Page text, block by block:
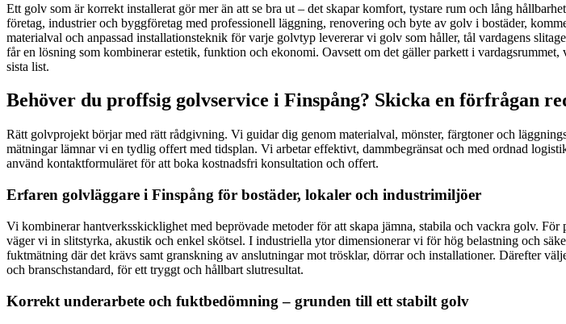
Ett golv som är korrekt installerat gör mer än att se bra ut – det skapar komfort, tystare rum och lång
företag, industrier och byggföretag med professionell läggning, renovering och byte av golv i bostäder,
materialval och anpassad installationsteknik för varje golvtyp levererar vi golv som håller, tål vardagens
får en lösning som kombinerar estetik, funktion och ekonomi. Oavsett om det gäller parkett i
sista list.
Behöver du proffsig golvservice i Finspång? Skicka en förfrågan
Rätt golvprojekt börjar med rätt rådgivning. Vi guidar dig genom materialval, mönster, färgtoner och
mätningar lämnar vi en tydlig offert med tidsplan. Vi arbetar effektivt, dammbegränsat och med ordnad
använd kontaktformuläret för att boka kostnadsfri konsultation och offert.
Erfaren golvläggare i Finspång för bostäder, lokaler och industrimiljöer
Vi kombinerar hantverksskicklighet med beprövade metoder för att skapa jämna, stabila och vackra golv.
väger vi in slitstyrka, akustik och enkel skötsel. I industriella ytor dimensionerar vi för hög belastning och
fuktmätning där det krävs samt granskning av anslutningar mot trösklar, dörrar och installationer. Därefter
och branschstandard, för ett tryggt och hållbart slutresultat.
Korrekt underarbete och fuktbedömning – grunden till ett stabilt golv